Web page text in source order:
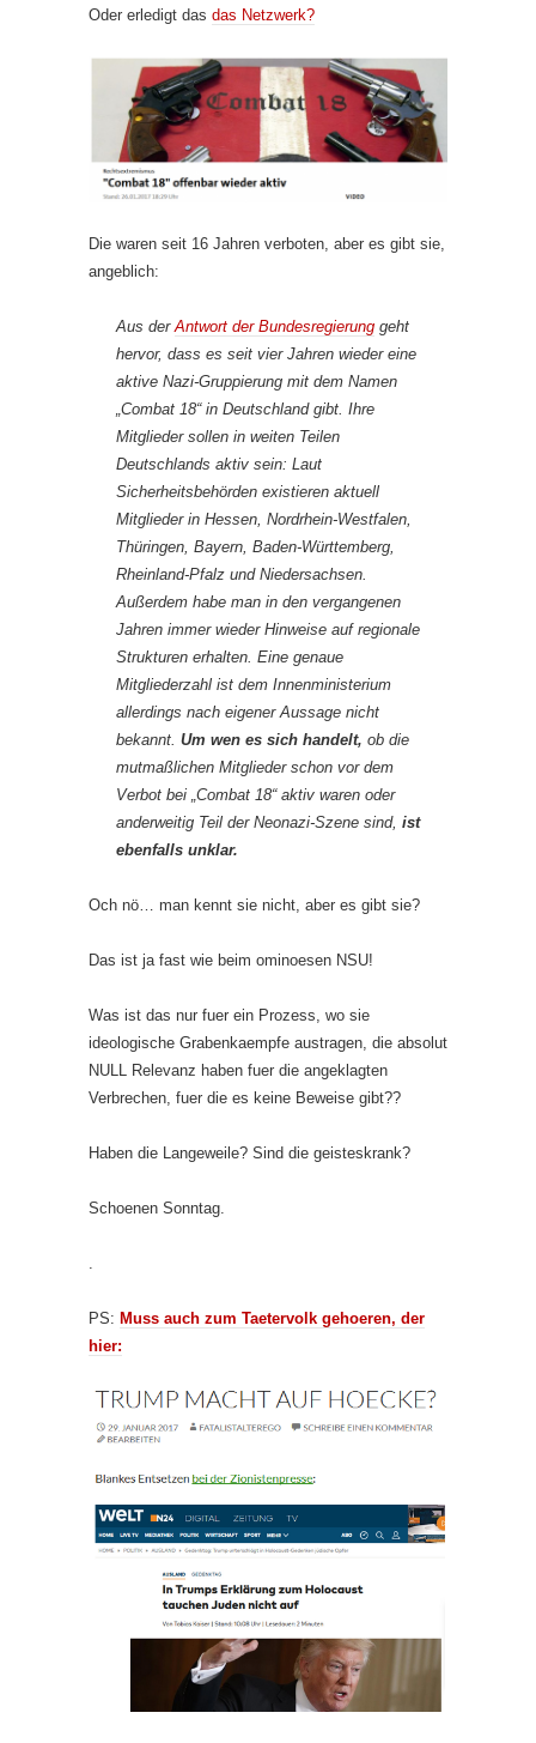
Oder erledigt das das Netzwerk?
Die waren seit 16 Jahren verboten, aber es gibt sie,
angeblich:
Aus derAntwort der Bundesregierung geht
hervor, dass es seit vier Jahren wieder eine
aktive Nazi-Gruppierung mit dem Namen
„Combat 18“ in Deutschland gibt. Ihre
Mitglieder sollen in weiten Teilen
Deutschlands aktiv sein: Laut
Sicherheitsbehörden existieren aktuell
Mitglieder in Hessen, Nordrhein-Westfalen,
Thüringen, Bayern, Baden-Württemberg,
Rheinland-Pfalz und Niedersachsen.
Außerdem habe man in den vergangenen
Jahren immer wieder Hinweise auf regionale
Strukturen erhalten. Eine genaue
Mitgliederzahl ist dem Innenministerium
allerdings nach eigener Aussage nicht
bekannt. Um wen es sich handelt, ob die
mutmaßlichen Mitglieder schon vor dem
Verbot bei „Combat 18“ aktiv waren oder
anderweitig Teil der Neonazi-Szene sind, ist
ebenfalls unklar.
Och nö… man kennt sie nicht, aber es gibt sie?
Das ist ja fast wie beim ominoesen NSU!
Was ist das nur fuer ein Prozess, wo sie
ideologische Grabenkaempfe austragen, die absolut
NULL Relevanz haben fuer die angeklagten
Verbrechen, fuer die es keine Beweise gibt??
Haben die Langeweile? Sind die geisteskrank?
Schoenen Sonntag.
.
PS: Muss auch zum Taetervolk gehoeren, der
hier: